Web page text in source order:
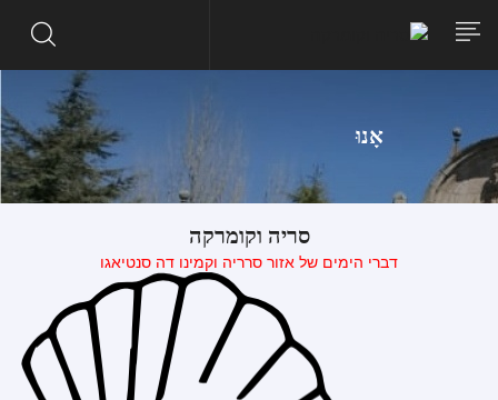
אָנוּ
סריה וקומרקה
דברי הימים של אזור סרריה וקמינו דה סנטיאגו